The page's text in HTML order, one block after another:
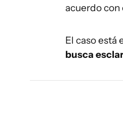
acuerdo
El caso está
busca